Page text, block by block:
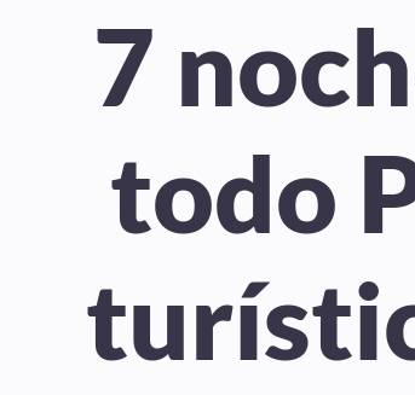
7
todo